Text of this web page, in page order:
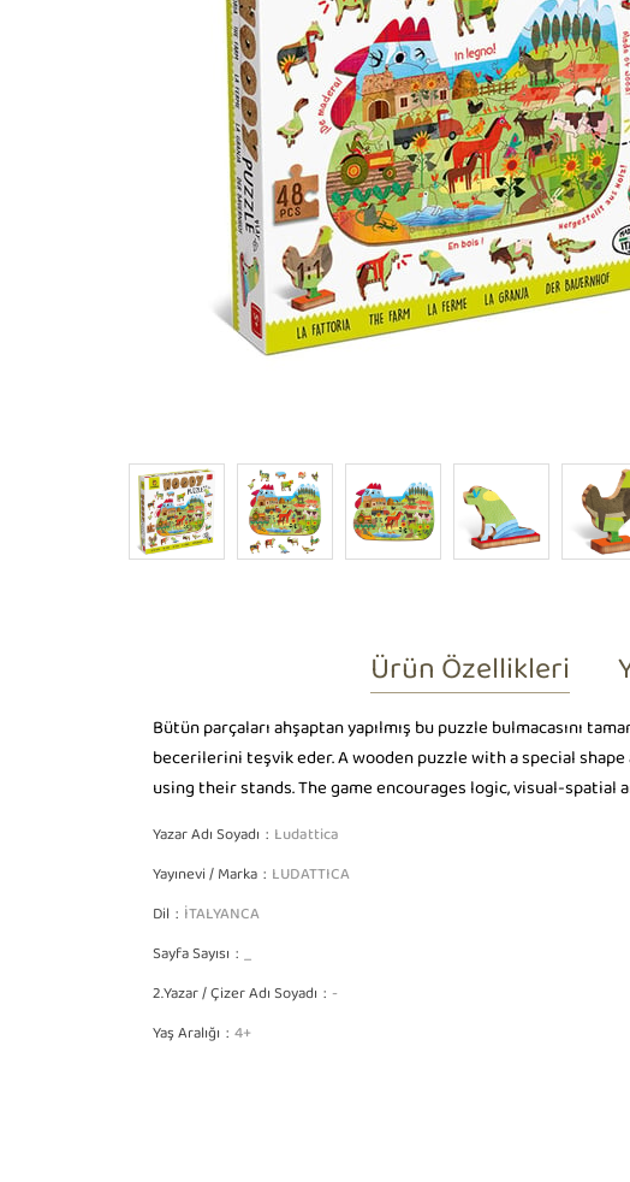
Ürün Özellikleri
Bütün parçaları ahşaptan yapılmış bu puzzle bulmacasını
becerilerini teşvik eder. A wooden puzzle with a special
using their stands. The game encourages logic, visual-
Yazar Adı Soyadı Ludattica
Yayınevi / Marka LUDATTICA
Dil İTALYANCA
Sayfa Sayısı _
2.Yazar / Çizer Adı Soyadı -
Yaş Aralığı 4+